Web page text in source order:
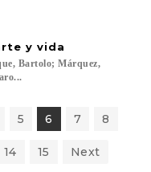
edición revisada y
y vida
Bartolo; Márquez,
5 6 7 8
14 15 Next